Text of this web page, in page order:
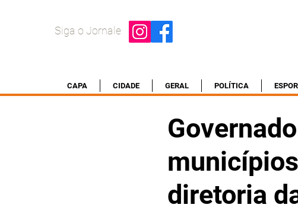
Siga o Jornale
CAPA CIDADE GERAL POLÍTICA
diretoria